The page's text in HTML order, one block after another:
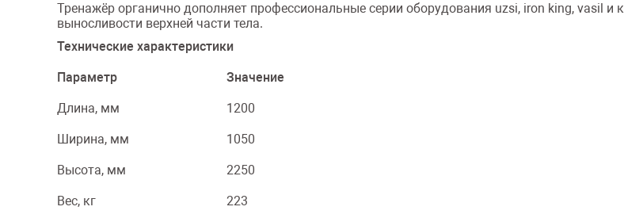
Тренажёр органично дополняет профессиональные серии оборудования uzsi, iron king, vasil
выносливости верхней части тела.
Технические характеристики
Параметр Значение
Длина, мм 1200
Ширина, мм 1050
Высота, мм 2250
Вес, кг 223